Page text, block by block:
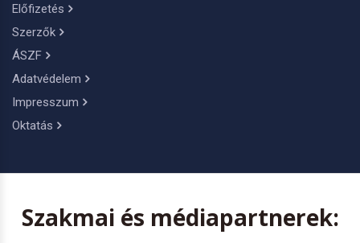
Előfizetés
Szerzők
ÁSZF
Adatvédelem
Impresszum
Oktatás
Szakmai és médiapartnerek: